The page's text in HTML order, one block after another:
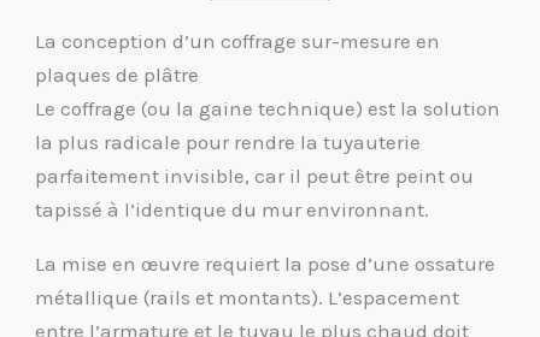
La conception d’un coffrage sur-mesure en
plaques de plâtre
Le coffrage (ou la gaine technique) est la solution
la plus radicale pour rendre la tuyauterie
parfaitement invisible, car il peut être peint ou
tapissé à l’identique du mur environnant.
La mise en œuvre requiert la pose d’une ossature
métallique (rails et montants). L’espacement
entre l’armature et le tuyau le plus chaud doit